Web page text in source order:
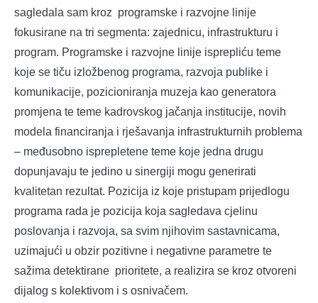
sagledala sam kroz programske i razvojne linije
fokusirane na tri segmenta: zajednicu, infrastrukturu i
program. Programske i razvojne linije isprepliću teme
koje se tiču izložbenog programa, razvoja publike i
komunikacije, pozicioniranja muzeja kao generatora
promjena te teme kadrovskog jačanja institucije, novih
modela financiranja i rješavanja infrastrukturnih problema
– međusobno isprepletene teme koje jedna drugu
dopunjavaju te jedino u sinergiji mogu generirati
kvalitetan rezultat. Pozicija iz koje pristupam prijedlogu
programa rada je pozicija koja sagledava cjelinu
poslovanja i razvoja, sa svim njihovim sastavnicama,
uzimajući u obzir pozitivne i negativne parametre te
sažima detektirane prioritete, a realizira se kroz otvoreni
dijalog s kolektivom i s osnivačem.